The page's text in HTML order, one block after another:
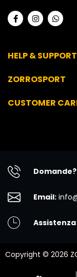
HELP & SUPPORT
ZORROSPORT
CUSTOMER
Email:
Copyright © 2026